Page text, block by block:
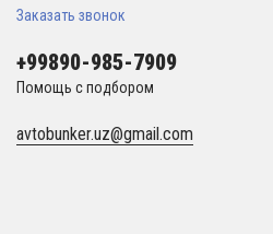
Заказать звонок
+99890-985-7909
Помощь с подбором
avtobunker.uz@gmail.com